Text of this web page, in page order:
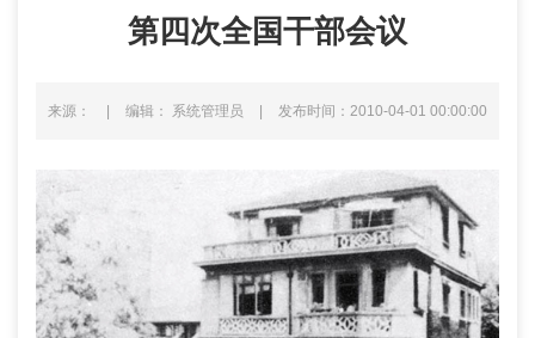
第四次全国干部会议
来源： | 编辑： 系统管理员 | 发布时间：2010-04-01 00:00:00